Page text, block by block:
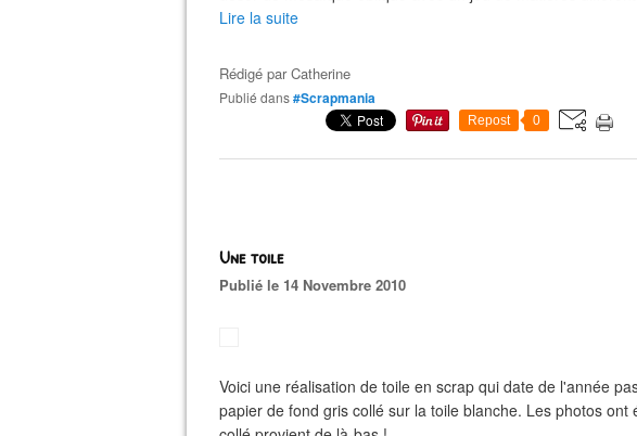
Lire la suite
Rédigé parCatherine
Publié dans#Scrapmania
Repost 0
Une toile
Publié le 14 Novembre 2010
Voici une réalisation de toile en scrap qui date de l'année
papier de fond gris collé sur la toile blanche. Les photos ont